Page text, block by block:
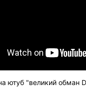
ютуб "великий обман